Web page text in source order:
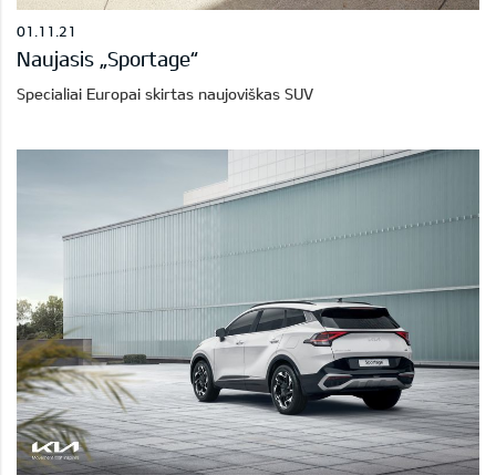
01.11.21
Naujasis „Sportage“
Specialiai Europai skirtas naujoviškas SUV